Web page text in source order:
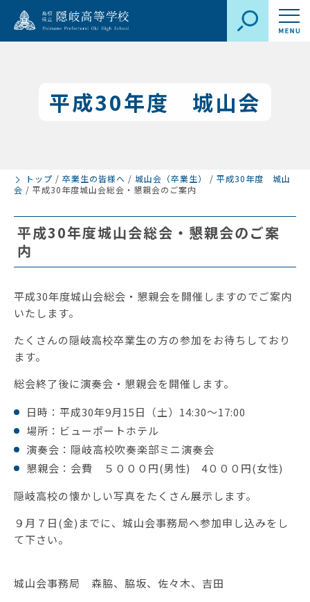
平成30年度 城山会
トップ / 卒業生の皆様へ / 城山会（卒業生） / 平成30年度 城山
会 / 平成30年度城山会総会・懇親会のご案内
平成30年度城山会総会・懇親会のご案
内
平成30年度城山会総会・懇親会を開催しますのでご案内
いたします。
たくさんの隠岐高校卒業生の方の参加をお待ちしており
ます。
総会終了後に演奏会・懇親会を開催します。
日時：平成30年9月15日（土）14:30～17:00
場所：ビューポートホテル
演奏会：隠岐高校吹奏楽部ミニ演奏会
懇親会：会費 ５０００円(男性) 4０００円(女性)
隠岐高校の懐かしい写真をたくさん展示します。
９月７日(金)までに、城山会事務局へ参加申し込みをし
て下さい。
城山会事務局 森脇、脇坂、佐々木、吉田